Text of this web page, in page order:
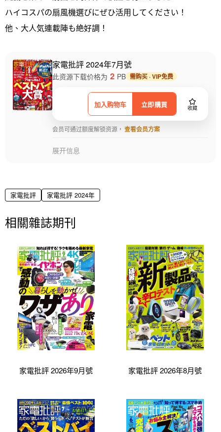
ハイコスパの扇風機選びにぜひ活用してください！
他、大人気連載陣も絶好調！
家電批評 2024年7月號
加入购物车 立即購買 收藏
此资源下载价格为 2 PB 需购买 · VIP免费
会员可通过额度解锁资源， 查看会员方案
展开信息
家電批評 家電批評 2024年
相關雜誌期刊
家電批評 2026年9月號 家電批評 2026年8月號